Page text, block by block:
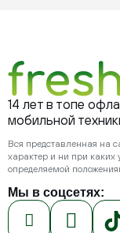
14 лет в топе
мобильной
Вся представленная на
характер и ни при каких
определяемой
Мы в соцсетях: